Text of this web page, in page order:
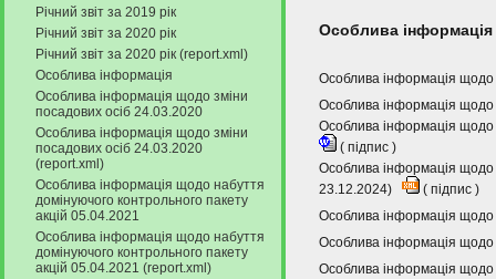
Річний звіт за 2019 рік
Річний звіт за 2020 рік
Річний звіт за 2020 рік (report.xml)
Особлива інформація
Особлива інформація щодо зміни
посадових осіб 24.03.2020
Особлива інформація щодо зміни
посадових осіб 24.03.2020
(report.xml)
Особлива інформація щодо набуття
домінуючого контрольного пакету
акцій 05.04.2021
Особлива інформація щодо набуття
домінуючого контрольного пакету
акцій 05.04.2021 (report.xml)
Особлива інформація
Особлива інформація
Особлива інформація
Особлива інформація щодо
( підпис )
Особлива інформація щодо
23.12.2024)
( підпис )
Особлива інформація щодо
Особлива інформація щодо
Особлива інформація